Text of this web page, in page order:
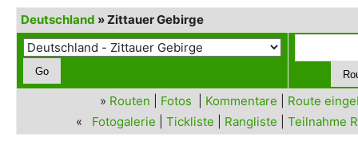
Deutschland » Zittauer Gebirge
» Routen Fotos Kommentare
Route
« Fotogalerie Tickliste Rangliste Teilnahme